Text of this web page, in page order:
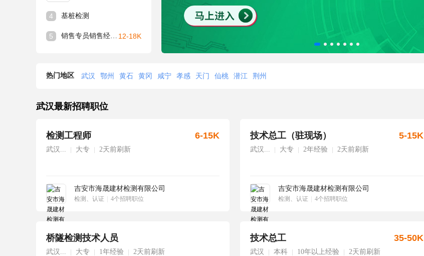
4 基桩检测
5 销售专员销售经理（制氧机&制氮机） 12-18K
热门地区 武汉 鄂州 黄石 黄冈 咸宁 孝感 天门 仙桃 潜江 荆州
武汉最新招聘职位
检测工程师
武汉... 大专 2天前刷新
吉安市海晟建材检测有限公司
检测、认证 4个招聘职位
6-15K 技术总工（驻现场）
武汉... 大专 2年经验 2天前刷新
吉安市海晟建材检测有限公司
检测、认证 4个招聘职位
5-15K
桥隧检测技术人员
武汉... 大专 1年经验 2天前刷新
技术总工
武汉 本科 10年以上经验 2天前刷新
35-50K